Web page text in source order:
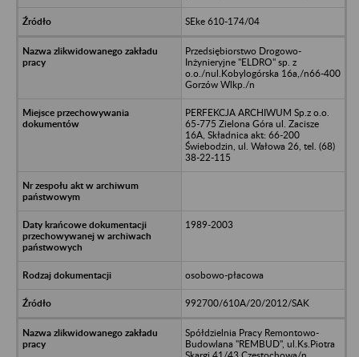
SEke 610-174/04
Przedsiębiorstwo Drogowo-
Inżynieryjne "ELDRO" sp. z
o.o./nul.Kobylogórska 16a,/n66-400
Gorzów Wlkp./n
PERFEKCJA ARCHIWUM Sp.z o.o.
65-775 Zielona Góra ul. Zacisze
16A, Składnica akt: 66-200
Świebodzin, ul. Wałowa 26, tel. (68)
38-22-115
1989-2003
osobowo-płacowa
992700/610A/20/2012/SAK
Spółdzielnia Pracy Remontowo-
Budowlana "REMBUD", ul.Ks.Piotra